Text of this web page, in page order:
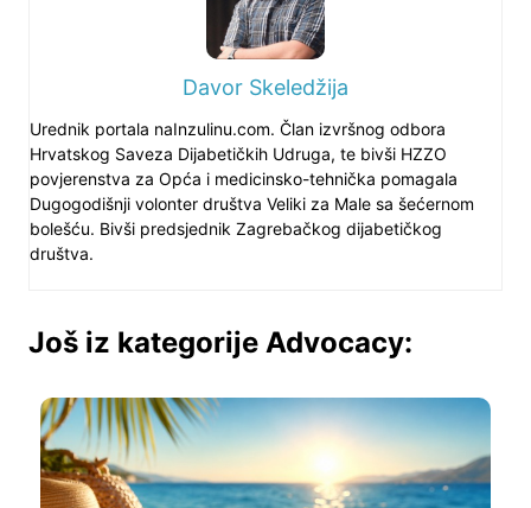
Davor Skeledžija
Urednik portala naInzulinu.com. Član izvršnog odbora
Hrvatskog Saveza Dijabetičkih Udruga, te bivši HZZO
povjerenstva za Opća i medicinsko-tehnička pomagala
Dugogodišnji volonter društva Veliki za Male sa šećernom
bolešću. Bivši predsjednik Zagrebačkog dijabetičkog
društva.
Još iz kategorije Advocacy: